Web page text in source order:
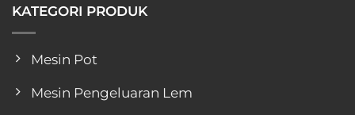
KATEGORI PRODUK
Mesin Pot
Mesin Pengeluaran Lem